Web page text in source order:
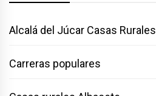
Alcalá del Júcar Casas Rurales
Carreras populares